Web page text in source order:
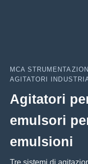
MCA
AGITATORI
Agitatori
emulsori
emulsioni
Tre sistemi di